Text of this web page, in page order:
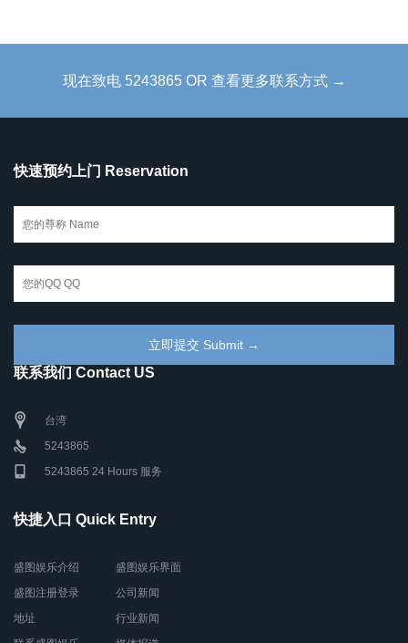
现在致电 5243865 OR 查看更多联系方式 →
快速预约上门 Reservation
联系我们 Contact US
台湾
5243865
5243865 24 Hours 服务
快捷入口 Quick Entry
盛图娱乐介绍
盛图注册登录
地址
盛图娱乐界面
公司新闻
行业新闻